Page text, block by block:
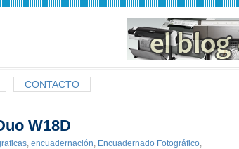
CONTACTO
W18D
, encuadernación, Encuadernado Fotográfico,